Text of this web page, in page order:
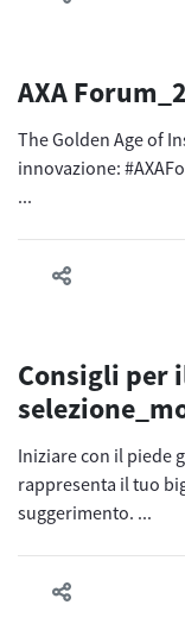
AXA
The Golden Age of
innovazione:
...
Consigli per
Iniziare con il piede
rappresenta il tuo
suggerimento. ...